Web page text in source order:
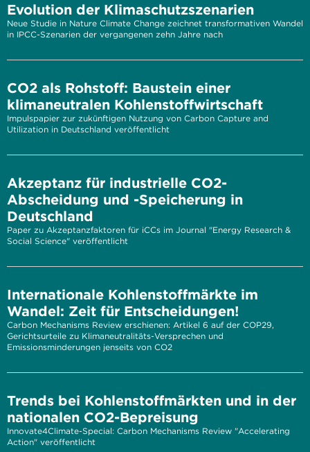
Evolution der Klimaschutzszenarien
Neue Studie in Nature Climate Change zeichnet transformativen Wandel
in IPCC-Szenarien der vergangenen zehn Jahre nach
CO2 als Rohstoff: Baustein einer
klimaneutralen Kohlenstoffwirtschaft
Impulspapier zur zukünftigen Nutzung von Carbon Capture and
Utilization in Deutschland veröffentlicht
Akzeptanz für industrielle CO2-
Abscheidung und -Speicherung in
Deutschland
Paper zu Akzeptanzfaktoren für iCCs im Journal "Energy Research &
Social Science" veröffentlicht
Internationale Kohlenstoffmärkte im
Wandel: Zeit für Entscheidungen!
Carbon Mechanisms Review erschienen: Artikel 6 auf der COP29,
Gerichtsurteile zu Klimaneutralitäts-Versprechen und
Emissionsminderungen jenseits von CO2
Trends bei Kohlenstoffmärkten und in der
nationalen CO2-Bepreisung
Innovate4Climate-Special: Carbon Mechanisms Review "Accelerating
Action" veröffentlicht